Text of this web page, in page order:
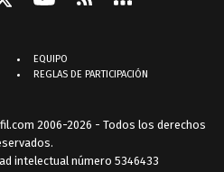
EQUIPO
REGLAS DE PARTICIPACIÓN
2006-2026 - Todos los derechos
intelectual número 5346433